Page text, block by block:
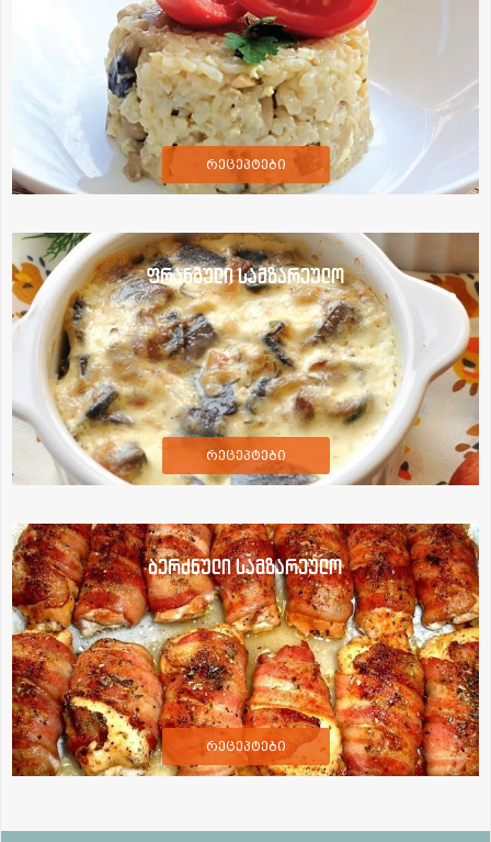
რეცეპტები
ფრანგული სამზარეულო
რეცეპტები
ბერძნული სამზარეულო
რეცეპტები